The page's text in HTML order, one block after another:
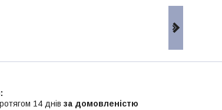
14 днів за домовленістю